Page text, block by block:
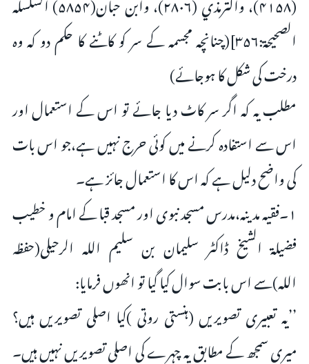
الصحیحۃ:۳۵۶](چنانچہ مجسمہ کے سر کو کاٹنے کا حکم دو کہ وہ
درخت کی شکل کا ہوجائے)
مطلب یہ کہ اگر سر کاٹ دیا جائے تو اس کے استعمال اور
اس سے استفادہ کرنے میں کوئی حرج نہیں ہے،جو اس بات
کی واضح دلیل ہے کہ اس کا استعمال جائز ہے۔
۱۔فقیہ مدینہ،مدرس مسجد نبوی اور مسجد قبا کے امام و خطیب
فضیلۃ الشیخ ڈاکٹر سلیمان بن سلیم اللہ الرحیلی(حفظہ
اللہ)سے اس بابت سوال کیا گیا تو انھوں فرمایا:
’’یہ تعبیری تصویریں (ہنستی روتی )کیا اصلی تصویریں ہیں؟
میری سمجھ کے مطابق یہ چہرے کی اصلی تصویریں نہیں ہیں۔